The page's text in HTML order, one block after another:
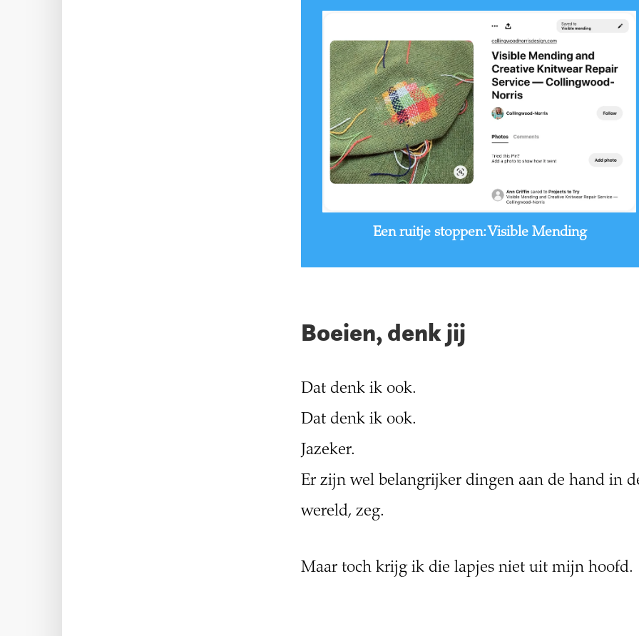
Een ruitje stoppen: Visible Mending
Boeien, denk jij
Dat denk ik ook.
Dat denk ik ook.
Jazeker.
Er zijn wel belangrijker dingen aan de hand in
wereld, zeg.
Maar toch krijg ik die lapjes niet uit mijn hoofd.